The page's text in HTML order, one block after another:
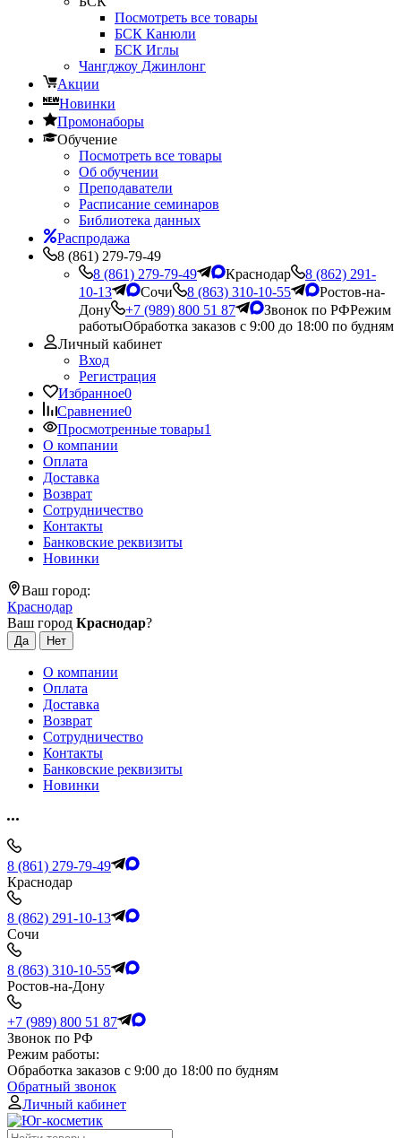
Посмотреть все товары
БСК Канюли
БСК Иглы
Чангджоу Джинлонг
Акции
Новинки
Промонаборы
Обучение
Посмотреть все товары
Об обучении
Преподаватели
Расписание семинаров
Библиотека данных
Распродажа
8 (861) 279-79-49
8 (861) 279-79-49
Краснодар
8 (862) 291-
10-13
Сочи 8 (863) 310-10-55
Ростов-на-
Дону
+7 (989) 800 51 87 Звонок по РФРежим
работыОбработка заказов с 9:00 до 18:00 по будням
Личный кабинет
Вход
Регистрация
Избранное0
Сравнение0
Просмотренные товары1
О компании
Оплата
Доставка
Возврат
Сотрудничество
Контакты
Банковские реквизиты
Новинки
Ваш город:
Краснодар
Ваш город Краснодар?
О компании
Оплата
Доставка
Возврат
Сотрудничество
Контакты
Банковские реквизиты
Новинки
8 (861) 279-79-49
Краснодар
8 (862) 291-10-13
Сочи
8 (863) 310-10-55
Ростов-на-Дону
+7 (989) 800 51 87
Звонок по РФ
Режим работы:
Обработка заказов с 9:00 до 18:00 по будням
Обратный звонок
Личный кабинет